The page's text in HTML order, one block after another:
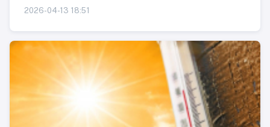
2026-04-13 18:51